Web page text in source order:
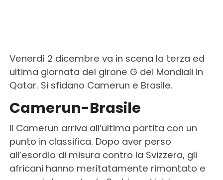
Venerdì 2 dicembre va in scena la terza ed
ultima giornata del girone G dei Mondiali in
Qatar. Si sfidano Camerun e Brasile.
Camerun-Brasile
Il Camerun arriva all’ultima partita con un
punto in classifica. Dopo aver perso
all’esordio di misura contro la Svizzera, gli
africani hanno meritatamente rimontato e